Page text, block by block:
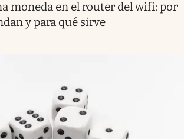
moneda en el router del wifi: por
y para qué sirve